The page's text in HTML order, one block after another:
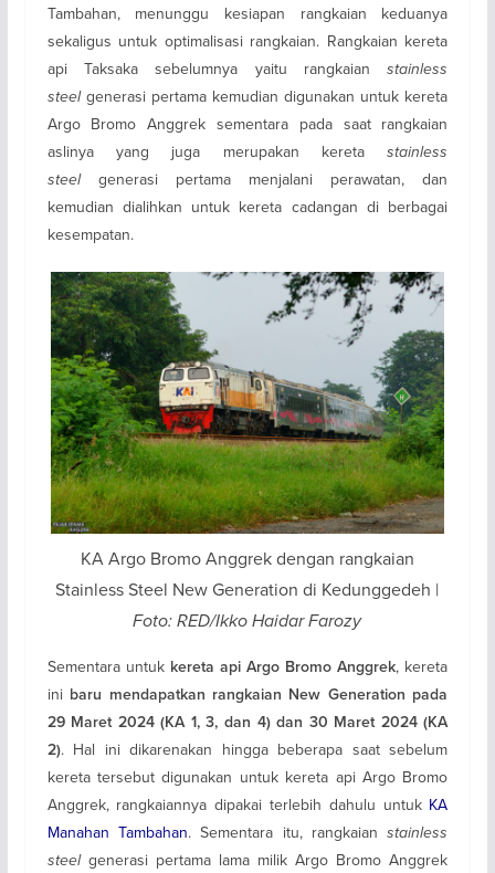
Tambahan, menunggu kesiapan rangkaian keduanya
sekaligus untuk optimalisasi rangkaian. Rangkaian kereta
api Taksaka sebelumnya yaitu rangkaianstainless
steel generasi pertama kemudian digunakan untuk kereta
Argo Bromo Anggrek sementara pada saat rangkaian
aslinya yang juga merupakan keretastainless
steel generasi pertama menjalani perawatan, dan
kemudian dialihkan untuk kereta cadangan di berbagai
kesempatan.
KA Argo Bromo Anggrek dengan rangkaian
Stainless Steel New Generation di Kedunggedeh |
Foto: RED/Ikko Haidar Farozy
Sementara untuk kereta api Argo Bromo Anggrek, kereta
ini baru mendapatkan rangkaian New Generation pada
29 Maret 2024 (KA 1, 3, dan 4) dan 30 Maret 2024 (KA
2). Hal ini dikarenakan hingga beberapa saat sebelum
kereta tersebut digunakan untuk kereta api Argo Bromo
Anggrek, rangkaiannya dipakai terlebih dahulu untuk KA
Manahan Tambahan. Sementara itu, rangkaianstainless
steel generasi pertama lama milik Argo Bromo Anggrek